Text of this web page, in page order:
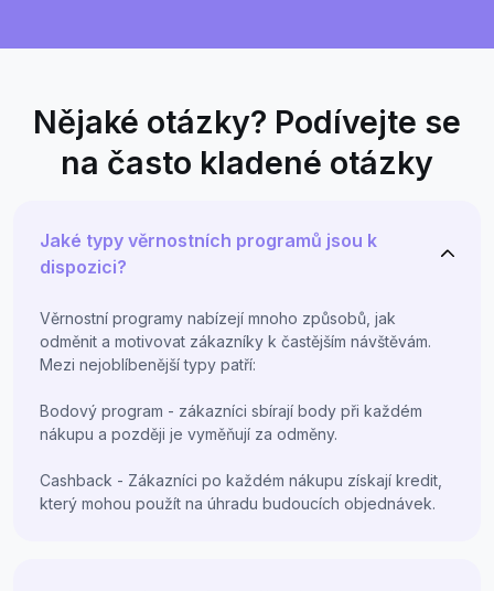
Nějaké otázky? Podívejte se
na často kladené otázky
Jaké typy věrnostních programů jsou k
dispozici?
Věrnostní programy nabízejí mnoho způsobů, jak
odměnit a motivovat zákazníky k častějším návštěvám.
Mezi nejoblíbenější typy patří:
Bodový program - zákazníci sbírají body při každém
nákupu a později je vyměňují za odměny.
Cashback - Zákazníci po každém nákupu získají kredit,
který mohou použít na úhradu budoucích objednávek.